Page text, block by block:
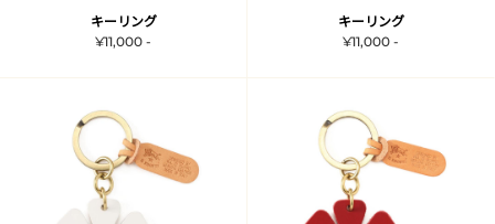
キーリング
¥11,000 -
キーリング
¥11,000 -